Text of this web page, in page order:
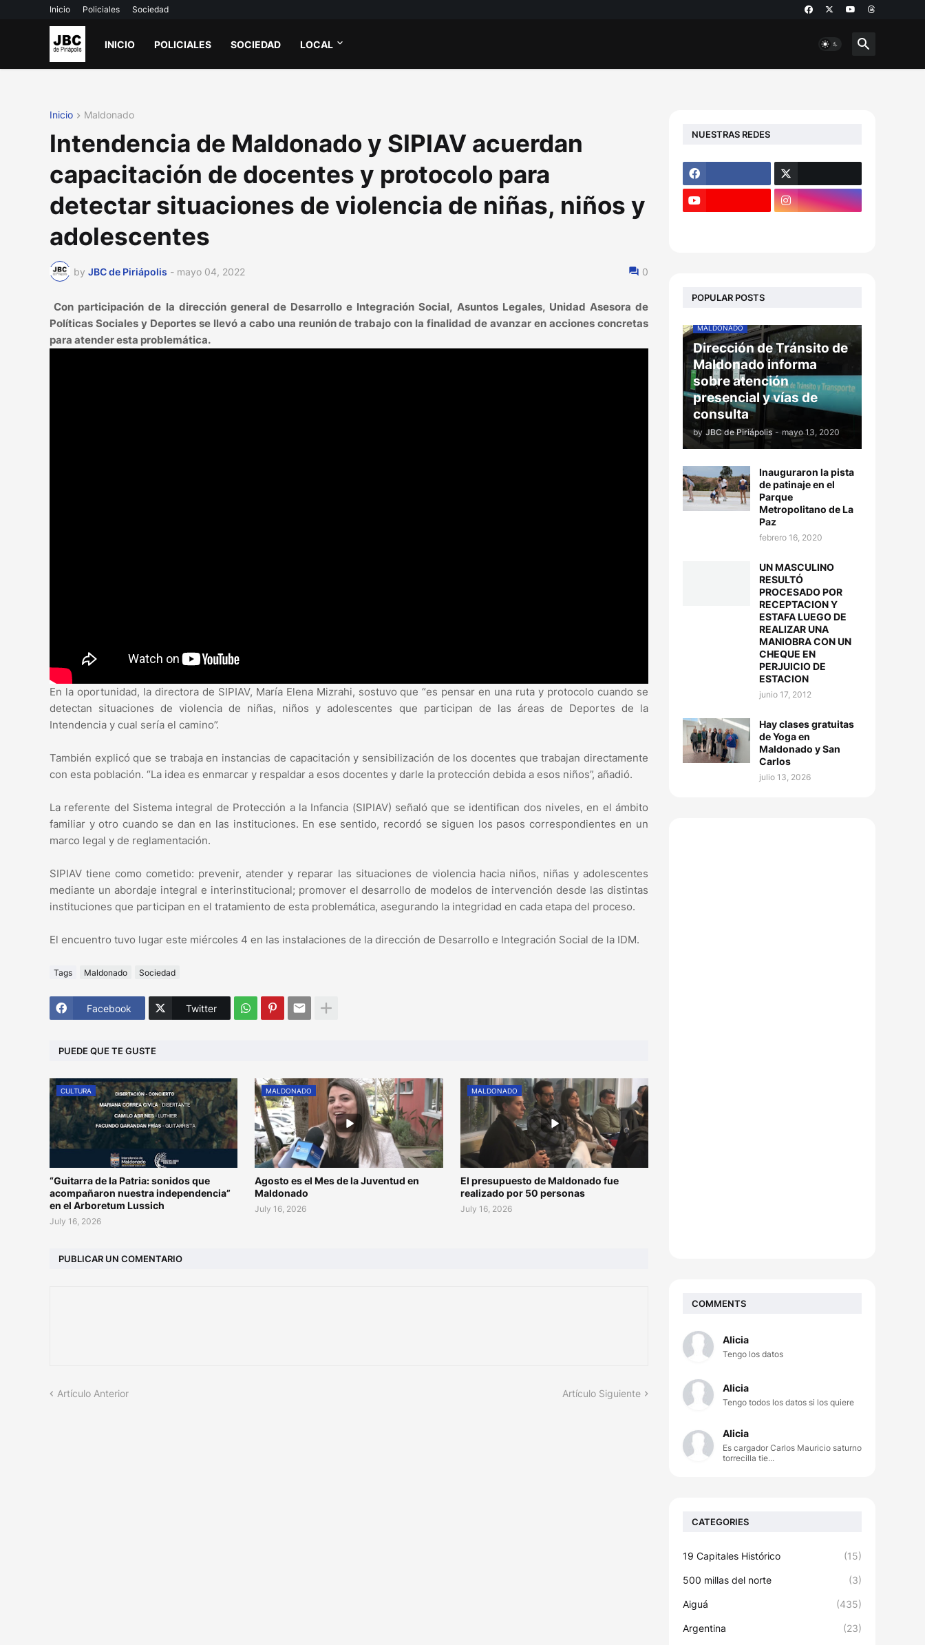
Inicio Policiales Sociedad
INICIO POLICIALES SOCIEDAD LOCAL
Inicio Maldonado
Intendencia de Maldonado y SIPIAV acuerdan
capacitación de docentes y protocolo para
detectar situaciones de violencia de niñas, niños y
adolescentes
by JBC de Piriápolis - mayo 04, 2022 0
Con participación de la dirección general de Desarrollo e Integración Social, Asuntos Legales, Unidad Asesora de
Políticas Sociales y Deportes se llevó a cabo una reunión de trabajo con la finalidad de avanzar en acciones concretas
para atender esta problemática.
En la oportunidad, la directora de SIPIAV, María Elena Mizrahi, sostuvo que “es pensar en una ruta y protocolo cuando se
detectan situaciones de violencia de niñas, niños y adolescentes que participan de las áreas de Deportes de la
Intendencia y cual sería el camino”.
También explicó que se trabaja en instancias de capacitación y sensibilización de los docentes que trabajan directamente
con esta población. “La idea es enmarcar y respaldar a esos docentes y darle la protección debida a esos niños”, añadió.
La referente del Sistema integral de Protección a la Infancia (SIPIAV) señaló que se identifican dos niveles, en el ámbito
familiar y otro cuando se dan en las instituciones. En ese sentido, recordó se siguen los pasos correspondientes en un
marco legal y de reglamentación.
SIPIAV tiene como cometido: prevenir, atender y reparar las situaciones de violencia hacia niños, niñas y adolescentes
mediante un abordaje integral e interinstitucional; promover el desarrollo de modelos de intervención desde las distintas
instituciones que participan en el tratamiento de esta problemática, asegurando la integridad en cada etapa del proceso.
El encuentro tuvo lugar este miércoles 4 en las instalaciones de la dirección de Desarrollo e Integración Social de la IDM.
Tags Maldonado Sociedad
Facebook Twitter
PUEDE QUE TE GUSTE
CULTURA
“Guitarra de la Patria: sonidos que
acompañaron nuestra independencia”
en el Arboretum Lussich
July 16, 2026
MALDONADO
Agosto es el Mes de la Juventud en
Maldonado
July 16, 2026
MALDONADO
El presupuesto de Maldonado fue
realizado por 50 personas
July 16, 2026
PUBLICAR UN COMENTARIO
Artículo Anterior Artículo Siguiente
NUESTRAS REDES
POPULAR POSTS
MALDONADO
Dirección de Tránsito de
Maldonado informa
sobre atención
presencial y vías de
consulta
by JBC de Piriápolis - mayo 13, 2020
Inauguraron la pista
de patinaje en el
Parque
Metropolitano de La
Paz
febrero 16, 2020
UN MASCULINO
RESULTÓ
PROCESADO POR
RECEPTACION Y
ESTAFA LUEGO DE
REALIZAR UNA
MANIOBRA CON UN
CHEQUE EN
PERJUICIO DE
ESTACION
junio 17, 2012
Hay clases gratuitas
de Yoga en
Maldonado y San
Carlos
julio 13, 2026
COMMENTS
Alicia
Tengo los datos
Alicia
Tengo todos los datos si los quiere
Alicia
Es cargador Carlos Mauricio saturno
torrecilla tie...
CATEGORIES
19 Capitales Histórico (15)
500 millas del norte (3)
Aiguá (435)
Argentina (23)